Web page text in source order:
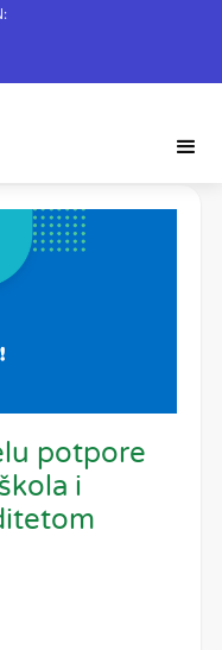
potpore
i